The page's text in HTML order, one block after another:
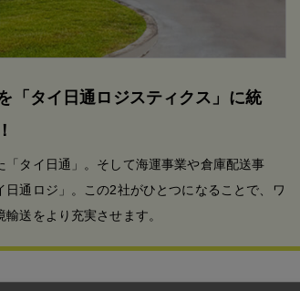
「タイ日通ロジスティクス」に統
タイ日通」。そして海運事業や倉庫配送事
通ロジ」。この2社がひとつになることで、ワ
送をより充実させます。